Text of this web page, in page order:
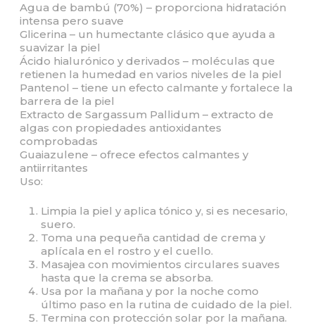
Agua de bambú (70%) – proporciona hidratación
intensa pero suave
Glicerina – un humectante clásico que ayuda a
suavizar la piel
Ácido hialurónico y derivados – moléculas que
retienen la humedad en varios niveles de la piel
Pantenol – tiene un efecto calmante y fortalece la
barrera de la piel
Extracto de Sargassum Pallidum – extracto de
algas con propiedades antioxidantes
comprobadas
Guaiazulene – ofrece efectos calmantes y
antiirritantes
Uso:
Limpia la piel y aplica tónico y, si es necesario,
suero.
Toma una pequeña cantidad de crema y
aplícala en el rostro y el cuello.
Masajea con movimientos circulares suaves
hasta que la crema se absorba.
Usa por la mañana y por la noche como
último paso en la rutina de cuidado de la piel.
Termina con protección solar por la mañana.